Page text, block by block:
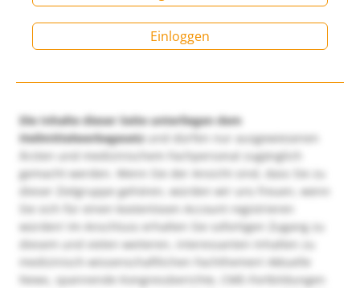
Einloggen
Die Inhalte dieser Seite unterliegen dem
Heilmittelwerbegesetzund dürfen nur ausgewiesenen
Ärzten und medizinischem Fachpersonal zugänglich
gemacht werden. Wenn Sie der Ansicht sind, dass Sie zu
dieser Zielgruppe gehören, würden wir uns freuen, wenn
Sie sich für einen kostenlosen Account registrieren
würden! Im Anschluss erhalten Sie sofortigen Zugang zu
diesem und vielen weiteren, interessanten Inhalten zu
medizinisch-wissenschaftlichen Fachthemen! Aktuelle
News, spannende Kongressberichte, CME-Fortbildungen